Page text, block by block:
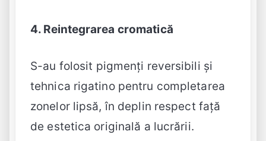
4. Reintegrarea cromatică
S-au folosit pigmenți reversibili și
tehnica rigatino pentru completarea
zonelor lipsă, în deplin respect față
de estetica originală a lucrării.